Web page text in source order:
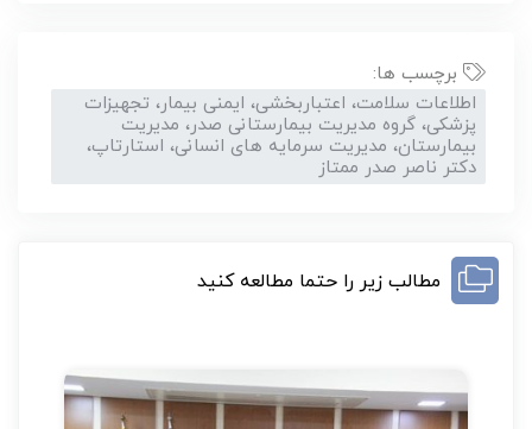
برچسب ها:
اطلاعات سلامت، اعتباربخشی، ایمنی بیمار، تجهیزات
پزشکی، گروه مدیریت بیمارستانی صدر، مدیریت
بیمارستان، مدیریت سرمایه های انسانی، استارتاپ،
دکتر ناصر صدر ممتاز
مطالب زیر را حتما مطالعه کنید